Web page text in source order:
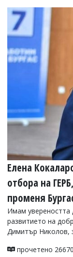
Елена
отбора на
променя
Имам увереността
развитието на
Димитър Николов,
прочетено